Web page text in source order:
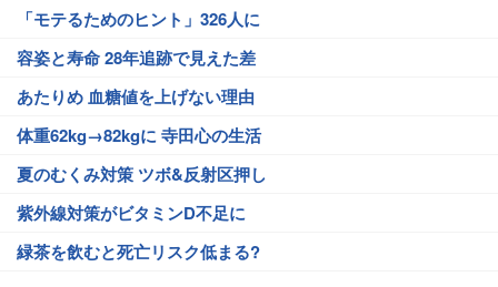
「モテるためのヒント」326人に
容姿と寿命 28年追跡で見えた差
あたりめ 血糖値を上げない理由
体重62kg→82kgに 寺田心の生活
夏のむくみ対策 ツボ&反射区押し
紫外線対策がビタミンD不足に
緑茶を飲むと死亡リスク低まる?